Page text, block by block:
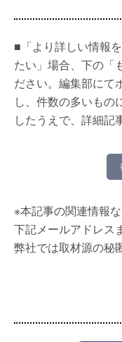
■「より詳しい情報
たい」場合、下の「
ださい。編集部にて
し、件数の多いもの
したうえで、詳細記
※本記事の関連情報
下記メールアドレス
弊社では取材源の秘